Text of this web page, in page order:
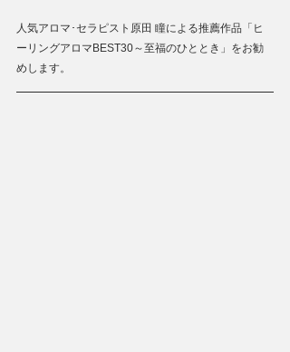
人気アロマ･セラピスト原田 瞳による推薦作品「ヒ
ーリングアロマBEST30～至福のひととき」をお勧
めします。